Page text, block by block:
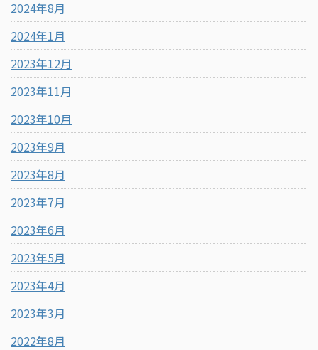
2024年8月
2024年1月
2023年12月
2023年11月
2023年10月
2023年9月
2023年8月
2023年7月
2023年6月
2023年5月
2023年4月
2023年3月
2022年8月